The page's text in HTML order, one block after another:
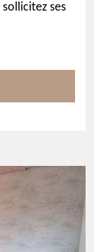
sollicitez ses